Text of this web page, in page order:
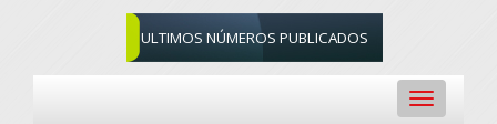
ULTIMOS NÚMEROS PUBLICADOS
Toggle
navigation